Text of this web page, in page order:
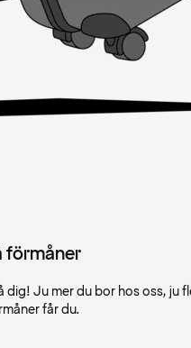
förmåner
dig! Ju mer du bor hos oss, ju
får du.